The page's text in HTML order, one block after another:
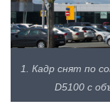
1. Кадр снят по
D5100 с